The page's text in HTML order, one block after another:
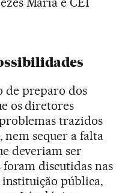
de preparo dos
os diretores
trazidos
nem sequer a falta
deveriam ser
foram discutidas nas
instituição pública,